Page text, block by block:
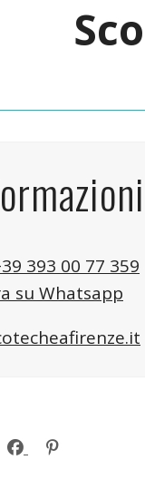
393 00 77 359
su Whatsapp